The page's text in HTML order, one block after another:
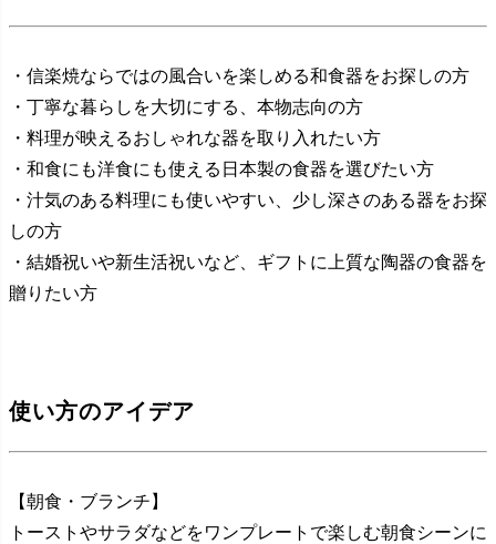
・信楽焼ならではの風合いを楽しめる和食器をお探しの方
・丁寧な暮らしを大切にする、本物志向の方
・料理が映えるおしゃれな器を取り入れたい方
・和食にも洋食にも使える日本製の食器を選びたい方
・汁気のある料理にも使いやすい、少し深さのある器をお探
しの方
・結婚祝いや新生活祝いなど、ギフトに上質な陶器の食器を
贈りたい方
使い方のアイデア
【朝食・ブランチ】
トーストやサラダなどをワンプレートで楽しむ朝食シーンに